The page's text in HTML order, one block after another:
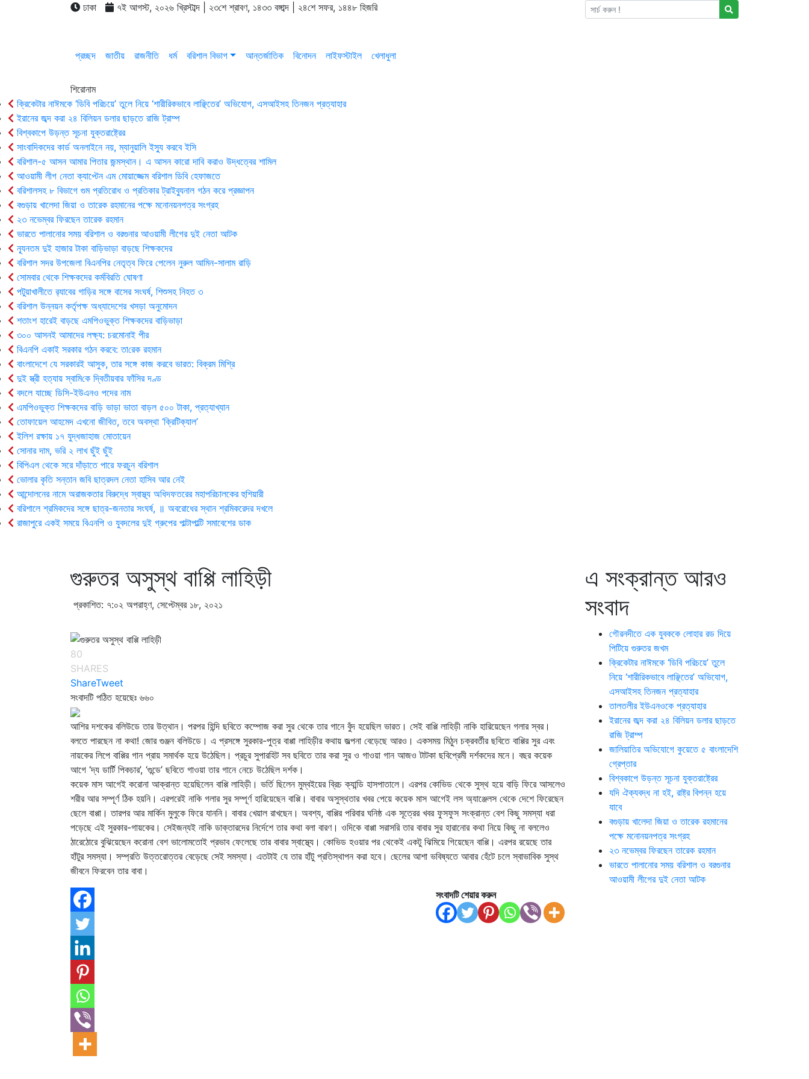
ঢাকা ৭ই আগস্ট, ২০২৬ খ্রিস্টাব্দ | ২৩শে শ্রাবণ, ১৪৩৩ বঙ্গাব্দ | ২৪শে সফর, ১৪৪৮ হিজরি
প্রচ্ছদ জাতীয় রাজনীতি ধর্ম বরিশাল বিভাগ আন্তর্জাতিক বিনোদন লাইফস্টাইল খেলাধুলা
শিরোনাম
ক্রিকেটার নাঈমকে ‘ডিবি পরিচয়ে’ তুলে নিয়ে ‘শারীরিকভাবে লাঞ্ছিতের’ অভিযোগ, এসআইসহ তিনজন প্রত্যাহার
ইরানের জব্দ করা ২৪ বিলিয়ন ডলার ছাড়তে রাজি ট্রাম্প
বিশ্বকাপে উড়ন্ত সূচনা যুক্তরাষ্ট্রের
সাংবাদিকদের কার্ড অনলাইনে নয়, ম্যানুয়ালি ইস্যু করবে ইসি
বরিশাল-৫ আসন আমার পিতার জন্মস্থান। এ আসন কারো দাবি করাও উদ্ধত্বের শামিল
আওয়ামী লীগ নেতা ক্যাপ্টেন এম মোয়াজ্জেম বরিশাল ডিবি হেফাজতে
বরিশালসহ ৮ বিভাগে গুম প্রতিরোধ ও প্রতিকার ট্রাইব্যুনাল গঠন করে প্রজ্ঞাপন
বগুড়ায় খালেদা জিয়া ও তারেক রহমানের পক্ষে মনোনয়নপত্র সংগ্রহ
২৩ নভেম্বর ফিরছেন তারেক রহমান
ভারতে পালানোর সময় ব‌রিশাল ও বরগুনার আওয়ামী লীগের দুই নেতা আটক
ন্যূনতম দুই হাজার টাকা বাড়িভাড়া বাড়ছে শিক্ষকদের
বরিশাল সদর উপজেলা বিএনপির নেতৃত্ব ফিরে পেলেন নুরুল আমিন-সালাম রাড়ি
সোমবার থেকে শিক্ষকদের কর্মবিরতি ঘোষণা
পটুয়াখালীতে র‍্যাবের গাড়ির সঙ্গে বাসের সংঘর্ষ, শিশুসহ নিহত ৩
বরিশাল উন্নয়ন কর্তৃপক্ষ অধ্যাদেশের খসড়া অনুমোদন
শতাংশ হারেই বাড়ছে এমপিওভুক্ত শিক্ষকদের বাড়িভাড়া
৩০০ আসনই আমাদের লক্ষ্য: চরমোনাই পীর
বিএনপি একাই সরকার গঠন করবে: তা‌রেক রহমান
বাংলাদেশে যে সরকারই আসুক, তার সঙ্গে কাজ করবে ভারত: বিক্রম মিশ্রি
দুই স্ত্রী হত্যায় স্বা‌মি‌কে দ্বিতীয়বার ফাঁসির দণ্ড
বদলে যাচ্ছে ডিসি-ইউএনও পদের নাম
এমপিওভুক্ত শিক্ষকদের বাড়ি ভাড়া ভাতা বাড়ল ৫০০ টাকা, প্রত্যাখ্যান
তোফায়েল আহমেদ এখনো জীবিত, তবে অবস্থা ‘ক্রিটিক্যাল’
ইলিশ রক্ষায় ১৭ যুদ্ধজাহাজ মোতায়েন
সোনার দাম, ভরি ২ লাখ ছুঁই ছুঁই
বিপিএল থেকে সরে দাঁড়াতে পারে ফরচুন বরিশাল
ভোলার কৃ‌তি সন্তান জবি ছাত্রদল নেতা হাসিব আর নেই
আন্দোলনের নামে অরাজকতার বিরুদ্ধে স্বাস্থ্য অধিদফতরের মহাপরিচালকের হুশিয়ারী
বরিশালে শ্রমিকদের সঙ্গে ছাত্র-জনতার সংঘর্ষ, ॥ অবরোধের স্থান শ্রমিকরেদর দখলে
রাজাপুরে একই সময়ে বিএনপি ও যুবদলের দুই গ্রুপের পাল্টাপাল্টি সমাবেশের ডাক
গুরুতর অসুস্থ বাপ্পি লাহিড়ী
প্রকাশিত: ৭:০২ অপরাহ্ণ, সেপ্টেম্বর ১৮, ২০২১
80
SHARES
ShareTweet
সংবাদটি পঠিত হয়েছেঃ ৬৬০
আশির দশকের বলিউডে তার উত্থান। পরপর হিন্দি ছবিতে কম্পোজ করা সুর থেকে তার গানে বুঁদ হয়েছিল ভারত। সেই বাপ্পি লাহিড়ী নাকি হারিয়েছেন গলার স্বর।
বলতে পারছেন না কথা! জোর গুঞ্জন বলিউডে। এ প্রসঙ্গে সুরকার-পুত্র বাপ্পা লাহিড়ীর কথায় জল্পনা বেড়েছে আরও। একসময় মিঠুন চক্রবর্তীর ছবিতে বাপ্পির সুর এবং
নায়কের লিপে বাপ্পির গান প্রায় সমার্থক হয়ে উঠেছিল। প্রচুর সুপারহিট সব ছবিতে তার করা সুর ও গাওয়া গান আজও টাটকা ছবিপ্রেমী দর্শকদের মনে। বছর কয়েক
আগে ‘দ্য ডার্টি পিকচার’, ‘গুন্ডে’ ছবিতে গাওয়া তার গানে নেচে উঠেছিল দর্শক।
কয়েক মাস আগেই করোনা আক্রান্ত হয়েছিলেন বাপ্পি লাহিড়ী। ভর্তি ছিলেন মুম্বইয়ের ব্রিচ ক্যান্ডি হাসপাতালে। এরপর কোভিড থেকে সুস্থ হয়ে বাড়ি ফিরে আসলেও
শরীর আর সম্পূর্ণ ঠিক হয়নি। এরপরেই নাকি গলার সুর সম্পূর্ণ হারিয়েছেন বাপ্পি। বাবার অসুস্থতার খবর পেয়ে কয়েক মাস আগেই লস অ্যাঞ্জেলস থেকে দেশে ফিরেছেন
ছেলে বাপ্পা। তারপর আর মার্কিন মুলুকে ফিরে যাননি। বাবার খেয়াল রাখছেন। অবশ্য, বাপ্পির পরিবার ঘনিষ্ঠ এক সূত্রের খবর ফুসফুস সংক্রান্ত বেশ কিছু সমস্যা ধরা
পড়েছে এই সুরকার-গায়কের। সেইজন্যই নাকি ডাক্তারদের নির্দেশে তার কথা বলা বারণ। ওদিকে বাপ্পা সরাসরি তার বাবার সুর হারানোর কথা নিয়ে কিছু না বললেও
ঠারেঠোরে বুঝিয়েছেন করোনা বেশ ভালোমতোই প্রভাব ফেলেছে তার বাবার স্বাস্থ্যে। কোভিড হওয়ার পর থেকেই একটু ঝিমিয়ে গিয়েছেন বাপ্পি। এরপর রয়েছে তার
হাঁটুর সমস্যা। সম্প্রতি উত্তরোত্তর বেড়েছে সেই সমস্যা। এতটাই যে তার হাঁটু প্রতিস্থাপন করা হবে। ছেলের আশা ভবিষ্যতে আবার হেঁটে চলে স্বাভাবিক সুস্থ
জীবনে ফিরবেন তার বাবা।
সংবাদটি শেয়ার করুন
এ সংক্রান্ত আরও
সংবাদ
গৌরনদীতে এক যুবককে লোহার রড দিয়ে
পিটিয়ে গুরুতর জখম
ক্রিকেটার নাঈমকে ‘ডিবি পরিচয়ে’ তুলে
নিয়ে ‘শারীরিকভাবে লাঞ্ছিতের’ অভিযোগ,
এসআইসহ তিনজন প্রত্যাহার
তালতলীর ইউএনওকে প্রত্যাহার
ইরানের জব্দ করা ২৪ বিলিয়ন ডলার ছাড়তে
রাজি ট্রাম্প
জালিয়াতির অভিযোগে কুয়েতে ৫ বাংলাদেশি
গ্রেপ্তার
বিশ্বকাপে উড়ন্ত সূচনা যুক্তরাষ্ট্রের
যদি ঐক্যবদ্ধ না হই, রাষ্ট্র বিপন্ন হয়ে
যাবে
বগুড়ায় খালেদা জিয়া ও তারেক রহমানের
পক্ষে মনোনয়নপত্র সংগ্রহ
২৩ নভেম্বর ফিরছেন তারেক রহমান
ভারতে পালানোর সময় ব‌রিশাল ও বরগুনার
আওয়ামী লীগের দুই নেতা আটক